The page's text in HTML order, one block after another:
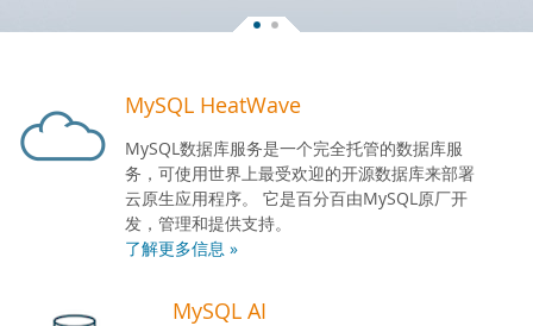
开发人员专区
MySQL HeatWave
MySQL数据库服务是一个完全托管的数据库服
务，可使用世界上最受欢迎的开源数据库来部署
云原生应用程序。 它是百分百由MySQL原厂开
发，管理和提供支持。
了解更多信息 »
MySQL AI